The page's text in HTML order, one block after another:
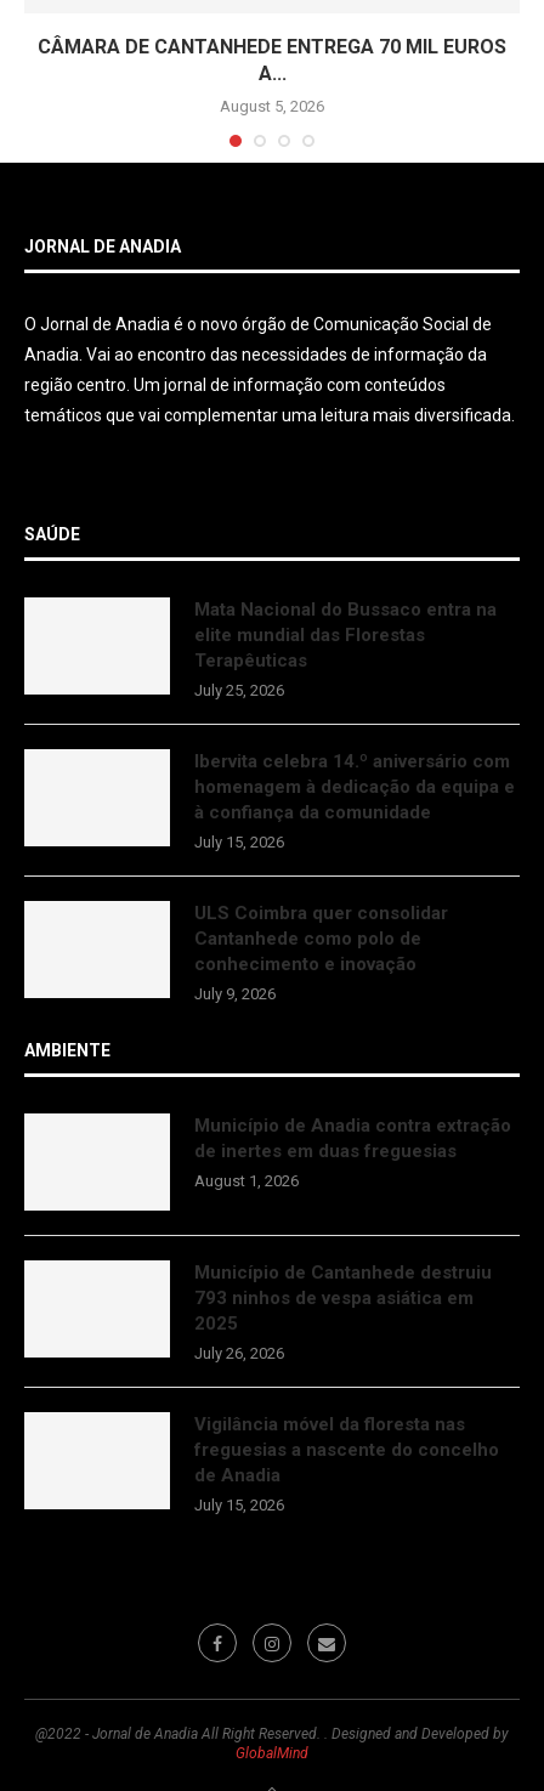
CÂMARA DE CANTANHEDE ENTREGA 70 MIL EUROS
A...
August 5, 2026
JORNAL DE ANADIA
O Jornal de Anadia é o novo órgão de Comunicação Social de
Anadia. Vai ao encontro das necessidades de informação da
região centro. Um jornal de informação com conteúdos
temáticos que vai complementar uma leitura mais diversificada.
SAÚDE
Mata Nacional do Bussaco entra na
elite mundial das Florestas
Terapêuticas
July 25, 2026
Ibervita celebra 14.º aniversário com
homenagem à dedicação da equipa e
à confiança da comunidade
July 15, 2026
ULS Coimbra quer consolidar
Cantanhede como polo de
conhecimento e inovação
July 9, 2026
AMBIENTE
Município de Anadia contra extração
de inertes em duas freguesias
August 1, 2026
Município de Cantanhede destruiu
793 ninhos de vespa asiática em
2025
July 26, 2026
Vigilância móvel da floresta nas
freguesias a nascente do concelho
de Anadia
July 15, 2026
@2022 - Jornal de Anadia All Right Reserved. . Designed and Developed by
GlobalMind